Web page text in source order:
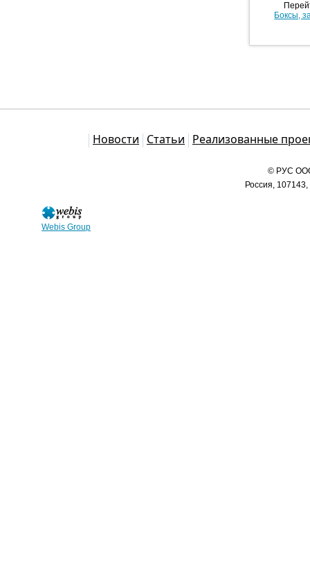
Webis Group
Боксы,
Новости Статьи Реализованные
© РУС ООО
Россия,